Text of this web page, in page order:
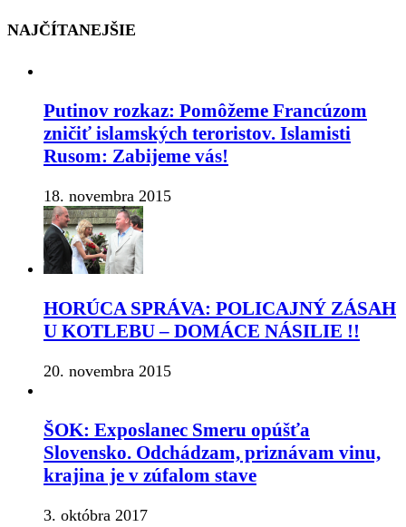
NAJČÍTANEJŠIE
Putinov rozkaz: Pomôžeme Francúzom
zničiť islamských teroristov. Islamisti
Rusom: Zabijeme vás!
18. novembra 2015
HORÚCA SPRÁVA: POLICAJNÝ ZÁSAH
U KOTLEBU – DOMÁCE NÁSILIE !!
20. novembra 2015
ŠOK: Exposlanec Smeru opúšťa
Slovensko. Odchádzam, priznávam vinu,
krajina je v zúfalom stave
3. októbra 2017